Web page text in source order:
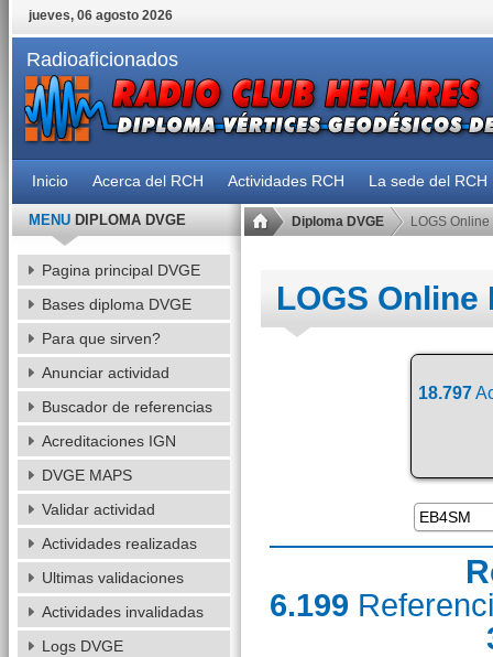
jueves, 06 agosto 2026
Radioaficionados
Inicio Acerca del RCH Actividades RCH La sede del RCH
Diploma DVGE LOGS Online
LOGS Online
18.797
6.199
MENUDIPLOMA DVGE
Pagina principal DVGE
Bases diploma DVGE
Para que sirven?
Anunciar actividad
Buscador de referencias
Acreditaciones IGN
DVGE MAPS
Validar actividad
Actividades realizadas
Ultimas validaciones
Actividades invalidadas
Logs DVGE